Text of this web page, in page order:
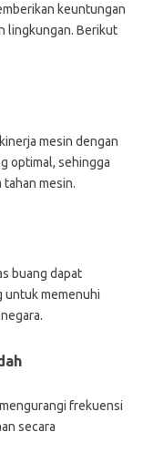
keuntungan
lingkungan. Berikut
mesin dengan
optimal, sehingga
mesin.
buang dapat
untuk memenuhi
frekuensi
secara